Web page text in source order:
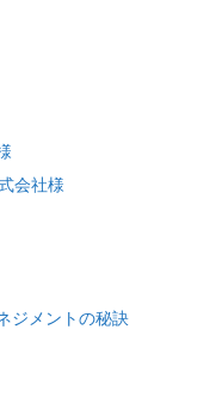
会社様
ジメントの秘訣